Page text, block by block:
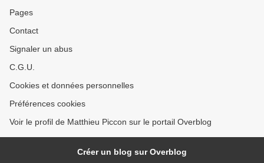
Pages
Contact
Signaler un abus
C.G.U.
Cookies et données personnelles
Préférences cookies
Voir le profil de Matthieu Piccon sur le portail Overblog
Créer un blog sur Overblog